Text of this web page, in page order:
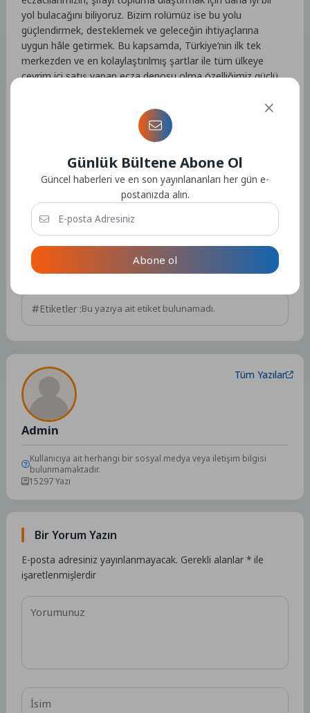
yol bulacağını biliyoruz. Bizim rolümüz ise bu yolu
güçlendirmek, desteklemek ve geleceğin ihtiyaçlarına
uygun hâle getirmek. Bu kapsamda, Türkiye’nin ilk tek
merkezden ve en kolaylaştırılmış şartlar ile tüm ülkeye
çevrim içi satış yapan ecza deposu olma özelliğimiz güçlü
modelimizi daha geniş bir coğrafyaya yaymayı ve
sektördeki dönüşümü hızlandırmayı hedefliyoruz. Teknoloji
odaklı hizmetlerimizi küresel ölçekte büyüterek bu vizyonu
Kaynak: (BYZHA) Beyaz Haber Ajansı
Etiketler :Bu yazıya ait etiket bulunamadı.
Admin
Tüm Yazılar
Kullanıcıya ait herhangi bir sosyal medya veya iletişim bilgisi
bulunmamaktadır.
15297 Yazı
Bir Yorum Yazın
E-posta adresiniz yayınlanmayacak. Gerekli alanlar* ile
işaretlenmişlerdir
Günlük Bültene Abone Ol
Güncel haberleri ve en son yayınlananları her gün e-
postanızda alın.
Abone ol